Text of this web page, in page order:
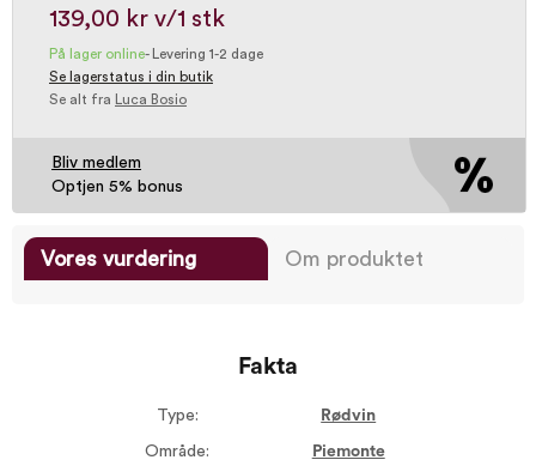
139,00 kr v/1 stk
På lager online-
Levering 1-2 dage
Se lagerstatus i din butik
Se alt fra
Luca Bosio
Bliv medlem
Optjen 5% bonus
Vores vurdering Om produktet
Fakta
Type: Rødvin
Område: Piemonte